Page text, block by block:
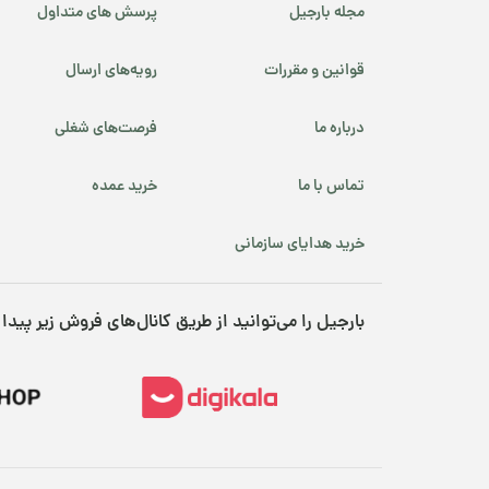
محصولات ارگانیک
یلدا
مجله بارجیل پرسش های متداول
قوانین و مقررات رویه‌های ارسال
درباره ما فرصت‌های شغلی
تماس با ما خرید عمده
خرید هدایای سازمانی
بارجیل را می‌توانید از طریق کانال‌های فروش زیر